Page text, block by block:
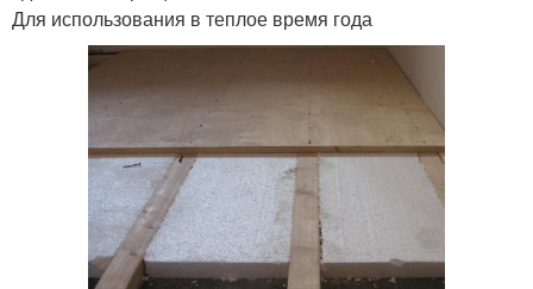
Для использования в теплое время года